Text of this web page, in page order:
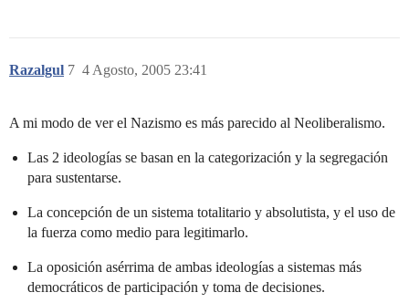
Razalgul 4 Agosto, 2005 23:41
7
A mi modo de ver el Nazismo es más parecido al Neoliberalismo.
Las 2 ideologías se basan en la categorización y la segregación
para sustentarse.
La concepción de un sistema totalitario y absolutista, y el uso de
la fuerza como medio para legitimarlo.
La oposición asérrima de ambas ideologías a sistemas más
democráticos de participación y toma de decisiones.